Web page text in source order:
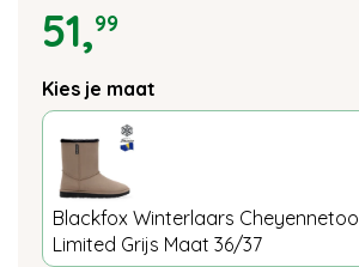
51,99
Kies je maat
Blackfox Winterlaars Cheyennetoo
Limited Grijs Maat 36/37